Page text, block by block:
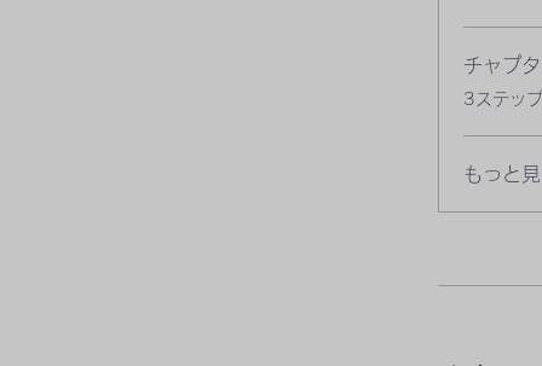
チャプ
.
3ステップ
もっと